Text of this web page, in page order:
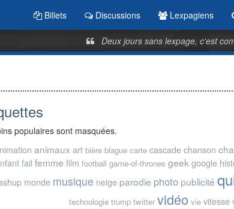
Billets Discussions Lexpagiens
Deux jours sans lexpage, c'est
populaires sont masquées.
animaux art bière blague carte cascade chanson
fail femme film football game-of-thrones geek google
monde musique neige parodie photo publicité
technologie trump twitter vidéo vie vitesse